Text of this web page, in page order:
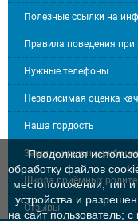
Полезные ссылки на
Правила поведения при
Нужные телефоны
Независимая оценка
Наша гордость
Защита прав
Школа приёмных
Отзывы
Продолжая
обработку файлов
местоположении; тип
устройства и
на сайт пользователь;